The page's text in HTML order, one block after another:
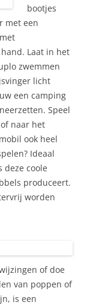
bootjes
met een
Laat in het
zwemmen
licht
een camping
Speel
naar het
ook heel
Ideaal
coole
produceert.
worden
of doe
van poppen of
is een